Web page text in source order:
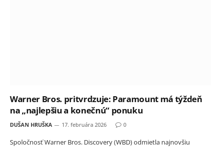
Warner Bros. pritvrdzuje: Paramount má týždeň
na „najlepšiu a konečnú“ ponuku
DUŠAN HRUŠKA 17. februára 2026 0
Spoločnosť Warner Bros. Discovery (WBD) odmietla najnovšiu